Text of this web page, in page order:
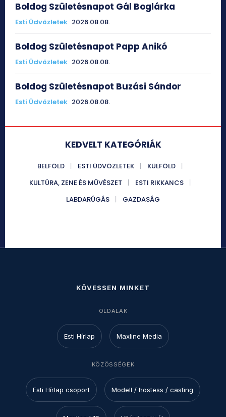
Boldog Születésnapot Gál Boglárka
Esti Üdvözletek 2026.08.08.
Boldog Születésnapot Papp Anikó
Esti Üdvözletek 2026.08.08.
Boldog Születésnapot Buzási Sándor
Esti Üdvözletek 2026.08.08.
KEDVELT KATEGÓRIÁK
BELFÖLD ESTI ÜDVÖZLETEK
KÜLFÖLD
KULTÚRA, ZENE ÉS MŰVÉSZET
ESTI RIKKANCS
LABDARÚGÁS
GAZDASÁG
KÖVESSEN MINKET
OLDALAK
Esti Hírlap Maxline Media
KÖZÖSSÉGEK
Esti Hírlap csoport Modell / hostess / casting